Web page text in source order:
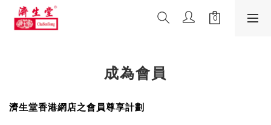
成為會員
濟生堂香港網店之會員尊享計劃